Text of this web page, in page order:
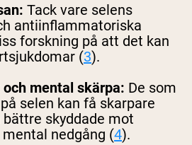
Tack vare selens
antiinflammatoriska
forskning på att det kan
(3).
mental skärpa: De som
selen kan få skarpare
skyddade mot
nedgång (4).